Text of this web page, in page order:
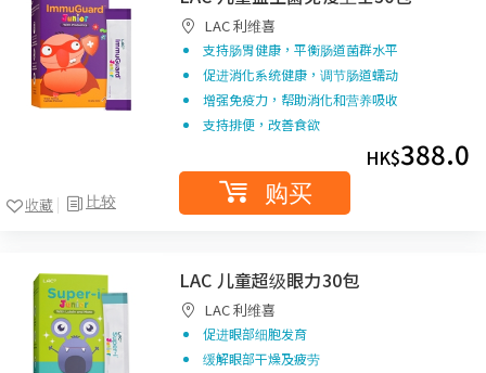
比较
收藏
LAC 利维喜
支持肠胃健康，平衡肠道菌群水平
促进消化系统健康，调节肠道蠕动
增强免疫力，帮助消化和营养吸收
支持排便，改善食欲
HK$388.0
购买
LAC 儿童超级眼力30包
LAC 利维喜
促进眼部细胞发育
缓解眼部干燥及疲劳